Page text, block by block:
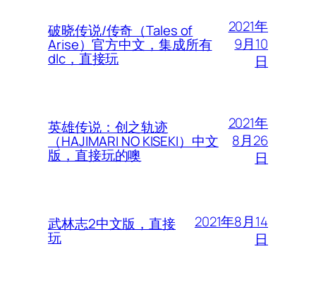
破晓传说/传奇（Tales of
Arise）官方中文，集成所有
dlc，直接玩
2021年
9月10
日
英雄传说：创之轨迹
（HAJIMARI NO KISEKI）中文
版，直接玩的噢
2021年
8月26
日
武林志2中文版，直接
玩
2021年8月14
日